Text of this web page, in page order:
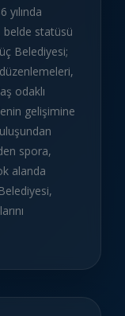
yılında
belde statüsü
Belediyesi;
odaklı
gelişimine
spora,
alanda